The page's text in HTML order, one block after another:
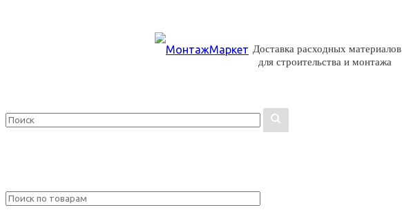
Доставка расходных материалов
для строительства и монтажа